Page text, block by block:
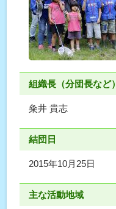
組織長（分団長など）
粂井 貴志
結団日
2015年10月25日
主な活動地域